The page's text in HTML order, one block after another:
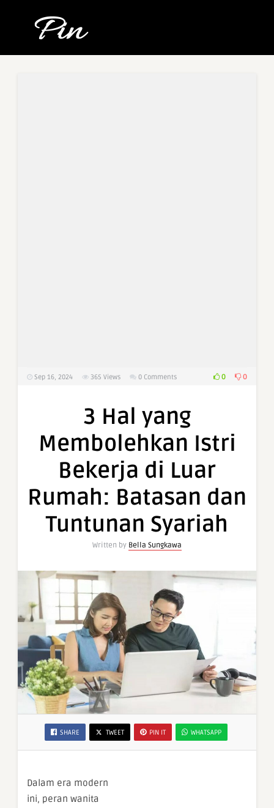
Sep 16, 2024 365 Views 0 Comments 0 0
3 Hal yang
Membolehkan Istri
Bekerja di Luar
Rumah: Batasan dan
Tuntunan Syariah
Written by Bella Sungkawa
SHARE TWEET PIN IT WHATSAPP
Dalam era modern
ini, peran wanita